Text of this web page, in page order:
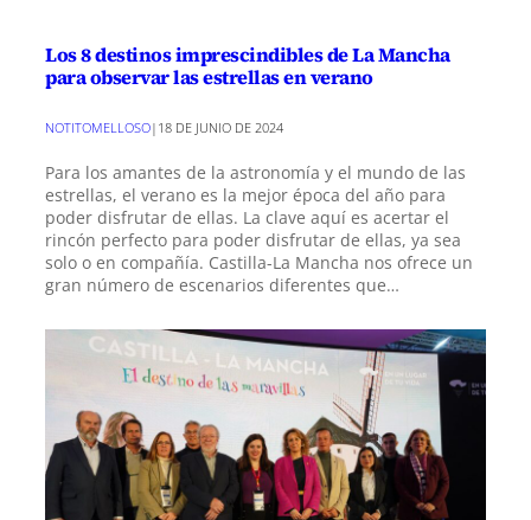
Los 8 destinos imprescindibles de La Mancha
para observar las estrellas en verano
NOTITOMELLOSO| 18 DE JUNIO DE 2024
Para los amantes de la astronomía y el mundo de las
estrellas, el verano es la mejor época del año para
poder disfrutar de ellas. La clave aquí es acertar el
rincón perfecto para poder disfrutar de ellas, ya sea
solo o en compañía. Castilla-La Mancha nos ofrece un
gran número de escenarios diferentes que…